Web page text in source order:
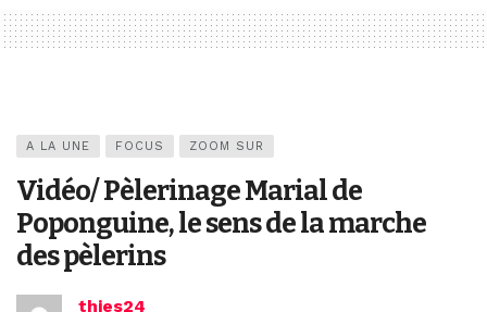
A LA UNE FOCUS ZOOM SUR
Vidéo/ Pèlerinage Marial de
Poponguine, le sens de la marche
des pèlerins
thies24